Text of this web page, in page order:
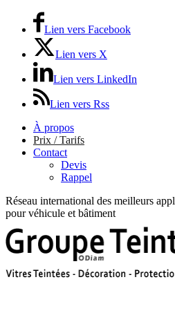
Lien vers Facebook
Lien vers X
Lien vers LinkedIn
Lien vers Rss
À propos
Prix / Tarifs
Contact
Devis
Rappel
Réseau international des meilleurs
pour véhicule et bâtiment